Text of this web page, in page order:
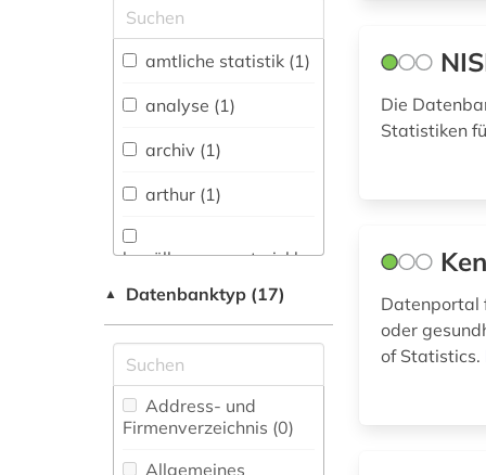
Allgemeine und
vergleichende Sprach-
und
Literaturwissenschaft.
Indogermanistik.
Außereuropäische
Sprachen und
Literaturen (0)
Anglistik.
Amerikanistik (0)
Vermessungswesen (1)
Biologie,
Biotechnologie (0)
Buch- und
amtliche statistik (1)
analyse (1)
archiv (1)
arthur (1)
bevölkerungsentwicklung
biografie (1)
bücher (1)
daten (10)
dokument (1)
▲ Datenbanktyp (17)
Address- und
Firmenverzeichnis (0)
Allgemeines
Die
Statistiken
Datenportal
oder
of Statistics.